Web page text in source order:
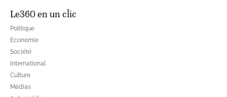
Le360 en un clic
Politique
Economie
Société
International
Culture
Médias